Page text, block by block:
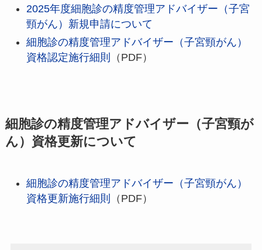
2025年度細胞診の精度管理アドバイザー（子宮
頸がん）新規申請について
細胞診の精度管理アドバイザー（子宮頸がん）
資格認定施行細則
（PDF）
細胞診の精度管理アドバイザー（子宮頸が
ん）資格更新について
細胞診の精度管理アドバイザー（子宮頸がん）
資格更新施行細則
（PDF）